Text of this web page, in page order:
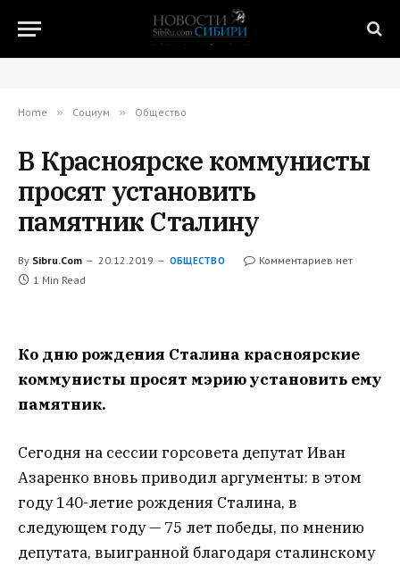
Home » Социум » Общество
В Красноярске коммунисты
просят установить
памятник Сталину
By Sibru.Com 20.12.2019 ОБЩЕСТВО
Комментариев нет
1 Min Read
Ко дню рождения Сталина красноярские
коммунисты просят мэрию установить ему
памятник.
Сегодня на сессии горсовета депутат Иван
Азаренко вновь приводил аргументы: в этом
году 140-летие рождения Сталина, в
следующем году — 75 лет победы, по мнению
депутата, выигранной благодаря сталинскому